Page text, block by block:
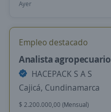
Ayer
Empleo destacado
Analista agropecuario
HACEPACK S A S
Cajicá, Cundinamarca
$ 2.200.000,00 (Mensual)